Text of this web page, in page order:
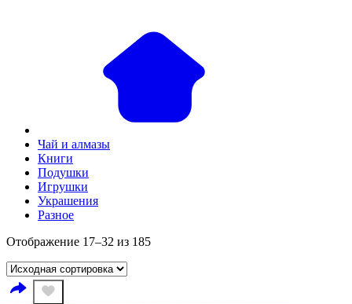
Чай и алмазы
Книги
Подушки
Игрушки
Украшения
Разное
Отображение 17–32 из 185